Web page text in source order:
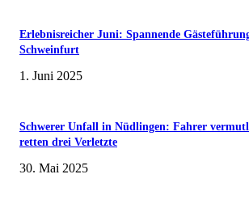
Erlebnisreicher Juni: Spannende
Schweinfurt
1. Juni 2025
Schwerer Unfall in Nüdlingen: Fahrer
retten drei Verletzte
30. Mai 2025